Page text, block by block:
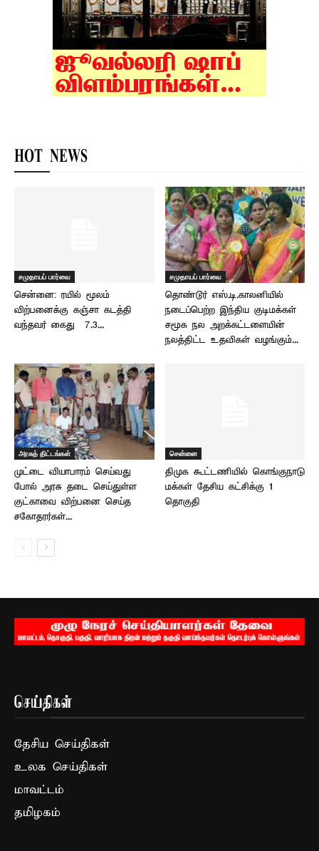
HOT NEWS
சமுதாயப் பார்வை
சென்னை: ரயில் மூலம்
விற்பனைக்கு கஞ்சா கடத்தி
வந்தவர் கைது – 7.3...
சமுதாயப் பார்வை
தொண்டூர் எஸ்.டி.காலனியில்
நடைப்பெற்ற இந்திய குடிமக்கள்
சமூக நல அறக்கட்டளையின்
நலத்திட்ட உதவிகள் வழங்கும்...
அரசுத் திட்டங்கள்
முட்டை வியாபாரம் செய்வது
போல் அரசு தடை செய்துள்ள
குட்காவை விற்பனை செய்த
சகோதரர்கள்...
சென்னை
திமுக கூட்டணியில் கொங்குநாடு
மக்கள் தேசிய கட்சிக்கு 1
தொகுதி
செய்திகள்
தேசிய செய்திகள்
உலக செய்திகள்
மாவட்டம்
தமிழகம்